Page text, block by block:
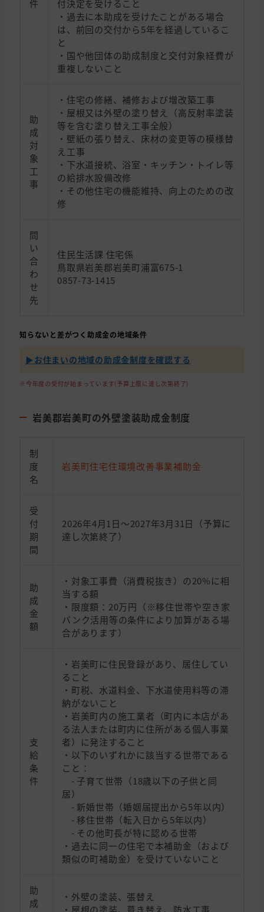
件
付決定を受けること
・過去に本助成を受けたことがある場合
は、前回の交付から5年を経過しているこ
と
・国や他団体の助成制度と交付対象経費が
重複しないこと
助
成
対
象
工
事
・住宅の修繕、補修および増改築工事
・屋根又は外壁の塗り替え（高反射率塗装
等を含む塗り替え工事全般）
・壁紙の張り替え、床材の変更等の模様替
え工事
・下水道接続、浴室・キッチン・トイレ等
の給排水設備改修
・その他住宅の機能維持、向上のための改
修
問
い
合
わ
せ
先
住民生活課 住宅係
鳥取県岩美郡岩美町浦富675-1
0857-73-1415
知らないと差がつく助成金の地域条件
▶︎お住まいの地域の助成金制度を確認する
※今年度の受付が始まっています(予算上限に達し次第終了)
岩美郡岩美町の外壁塗装助成金制度
制
度
名
岩美町住宅住環境改善事業補助金
受
付
期
間
2026年4月1日～2027年3月31日（予算に
達し次第終了）
助
成
金
額
・対象工事費（消費税抜き）の20%に相
当する額
・限度額：20万円（※移住世帯や空き家
バンク活用等の条件により加算がある場
合があります）
支
給
条
件
・岩美町に住民登録があり、居住してい
ること
・町税、水道料金、下水道使用料等の滞
納がないこと
・岩美町内の施工業者（町内に本店があ
る法人または町内に住所がある個人事業
者）に発注すること
・以下のいずれかに該当する世帯である
こと：
- 子育て世帯（18歳以下の子供と同
居）
- 新婚世帯（婚姻届提出から5年以内）
- 移住世帯（転入日から5年以内）
- その他町長が特に認める世帯
・過去に同一の住宅で本補助金（および
類似の町補助金）を受けていないこと
助
成
・外壁の塗装、張替え
・屋根の塗装、葺き替え、防水工事